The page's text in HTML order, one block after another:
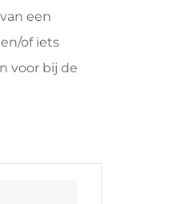
een
of iets
voor bij de